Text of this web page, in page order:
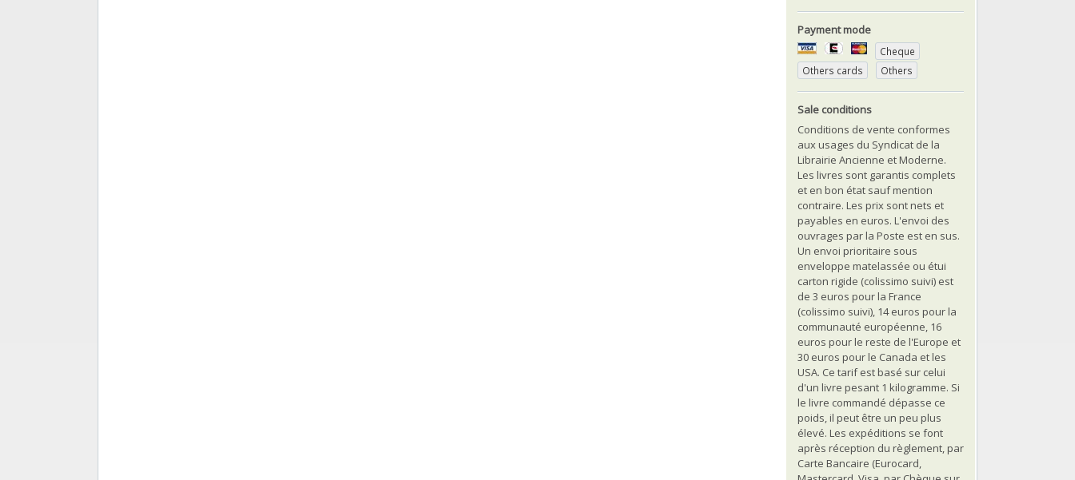
Payment mode
Cheque
Others cards
Others
Sale conditions
Conditions de vente conformes
aux usages du Syndicat de la
Librairie Ancienne et Moderne.
Les livres sont garantis complets
et en bon état sauf mention
contraire. Les prix sont nets et
payables en euros. L'envoi des
ouvrages par la Poste est en sus.
Un envoi prioritaire sous
enveloppe matelassée ou étui
carton rigide (colissimo suivi) est
de 3 euros pour la France
(colissimo suivi), 14 euros pour la
communauté européenne, 16
euros pour le reste de l'Europe et
30 euros pour le Canada et les
USA. Ce tarif est basé sur celui
d'un livre pesant 1 kilogramme. Si
le livre commandé dépasse ce
poids, il peut être un peu plus
élevé. Les expéditions se font
après réception du règlement, par
Carte Bancaire (Eurocard,